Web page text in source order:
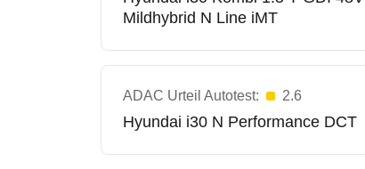
Mildhybrid N Line iMT
ADAC Urteil Autotest: 2.6
Hyundai i30 N Performance DCT